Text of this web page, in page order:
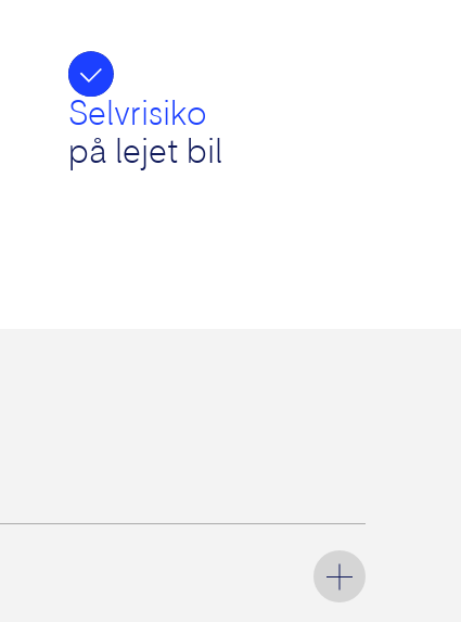
Selvrisiko
på lejet bil